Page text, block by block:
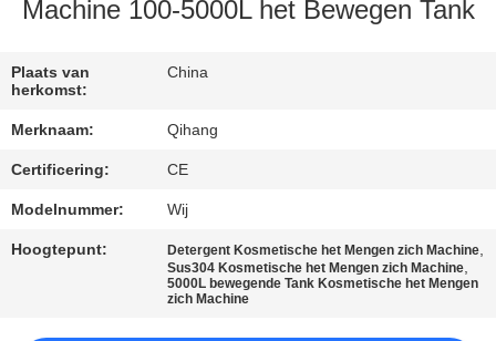
GEVALLEN
VERZOEK
Machine 100-5000L het Bewegen Tank
Plaats van
herkomst:
China
Merknaam: Qihang
Certificering: CE
Modelnummer: Wij
Hoogtepunt: Detergent Kosmetische het Mengen zich Machine,
Sus304 Kosmetische het Mengen zich Machine,
5000L bewegende Tank Kosmetische het Mengen
zich Machine